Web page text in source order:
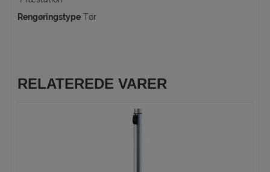
Rengøringstype Tør
RELATEREDE VARER